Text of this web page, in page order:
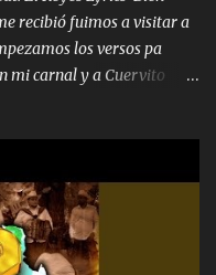
recibió fuimos a visitar a
los versos pa
mi carnal y a Cuervito
por todita a la ciudad
Tijuana Bulevares
falta mi APA FLACO
GENTE DE LA RANA 🐸